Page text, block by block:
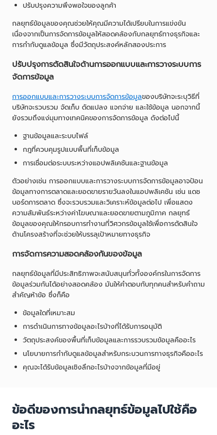
ปรับปรุงความพึงพอใจของลูกค้า
กลยุทธ์ข้อมูลของคุณช่วยให้คุณมีความได้เปรียบในการแข่งขัน
เนื่องจากเป็นการจัดการข้อมูลให้สอดคล้องกับกลยุทธ์ทางธุรกิจและ
การกำกับดูแลข้อมูล ซึ่งมีวัตถุประสงค์หลักสองประการ
ปรับปรุงการตัดสินใจด้านการออกแบบและการวางระบบการ
จัดการข้อมูล
การออกแบบและการวางระบบการจัดการข้อมูลของบริษัทจะระบุวิธีที่
บริษัทจะรวบรวม จัดเก็บ ดัดแปลง แจกจ่าย และใช้ข้อมูล นอกจากนี้
ยังรวมถึงแง่มุมทางเทคนิคของการจัดการข้อมูล ดังต่อไปนี้
ฐานข้อมูลและระบบไฟล์
กฎที่ควบคุมรูปแบบพื้นที่เก็บข้อมูล
การเชื่อมต่อระบบระหว่างแอปพลิเคชันและฐานข้อมูล
ตัวอย่างเช่น การออกแบบและการวางระบบการจัดการข้อมูลอาจป้อน
ข้อมูลทางการตลาดและยอดขายรายวันลงในแอปพลิเคชัน เช่น แดช
บอร์ดการตลาด ซึ่งจะรวบรวมและวิเคราะห์ข้อมูลต่อไป เพื่อแสดง
ความสัมพันธ์ระหว่างค่าโฆษณาและยอดขายตามภูมิภาค กลยุทธ์
ข้อมูลของคุณให้กรอบการทำงานที่วิศวกรข้อมูลใช้เพื่อการตัดสินใจ
ด้านโครงสร้างที่จะช่วยให้บรรลุเป้าหมายทางธุรกิจ
การจัดการความสอดคล้องกันของข้อมูล
กลยุทธ์ข้อมูลที่มีประสิทธิภาพจะสนับสนุนทั่วทั้งองค์กรในการจัดการ
ข้อมูลร่วมกันได้อย่างสอดคล้อง มันให้คำตอบกับทุกคนสำหรับคำถาม
สำคัญห้าข้อ ซึ่งก็คือ
ข้อมูลใดที่เหมาะสม
การดำเนินการทางข้อมูลอะไรบ้างที่ได้รับการอนุมัติ
วัตถุประสงค์ของพื้นที่เก็บข้อมูลและการรวบรวมข้อมูลคืออะไร
นโยบายการกำกับดูแลข้อมูลสำหรับกระบวนการทางธุรกิจคืออะไร
คุณจะได้รับข้อมูลเชิงลึกอะไรบ้างจากข้อมูลที่มีอยู่
ข้อดีของการนำกลยุทธ์ข้อมูลไปใช้คือ
อะไร